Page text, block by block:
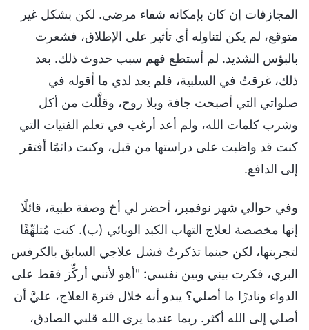
المجازفات إن كان بإمكانه شفاء مرضي. لكن بشكل غير
متوقع، لم يكن لتناوله أي تأثير على الإطلاق، فشعرت
بالبؤس الشديد. لم أستطع فهم سبب حدوث ذلك. بعد
ذلك، غرقتُ في السلبية، فلم يعد لدي ما أقوله في
صلواتي التي أصبحت جافة وبلا روح، وقلَّلت من أكل
وشرب كلمات الله، ولم أعد أرغب في تعلم الفنيات التي
كنت قد واظبت على دراستها من قبل، وكنت دائمًا أفتقر
إلى الدافع.
وفي حوالي شهر نوفمبر، أحضر لي أخ وصفة طبية، قائلًا
إنها مخصصة لعلاج التهاب الكبد الوبائي (ب). كنت مُتلهِّفًا
لتجربتها، لكن حينما تذكرتُ فشل علاجي السابق بالكرفس
البري، فكرت بيني وبين نفسي: "أهو لأنني أركِّز فقط على
الدواء ونادرًا ما أصلي؟ يبدو أنه خلال فترة العلاج، عليَّ أن
أصلي إلى الله أكثر. ربما عندما يرى الله قلبي الصادق،